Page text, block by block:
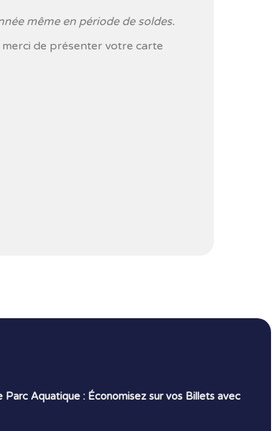
même en période de soldes.
de présenter votre carte
Parc Aquatique : Économisez sur vos Billets avec